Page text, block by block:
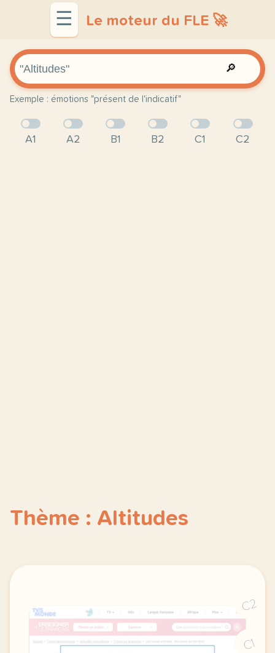
☰ Le moteur du FLE 🚀
🔎
Exemple : émotions "présent de l'indicatif"
A1 A2 B1 B2 C1 C2
Thème : Altitudes
C2
C1